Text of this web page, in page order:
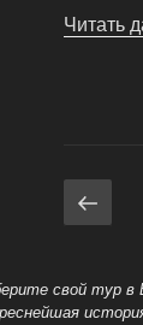
Читать
по
свой тур в